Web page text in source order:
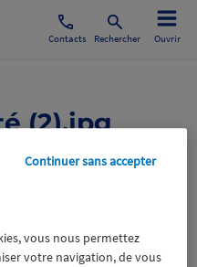
Contacts Rechercher Ouvrir
(2).jpg
vous nous permettez
votre navigation, de vous
Continuer sans accepter